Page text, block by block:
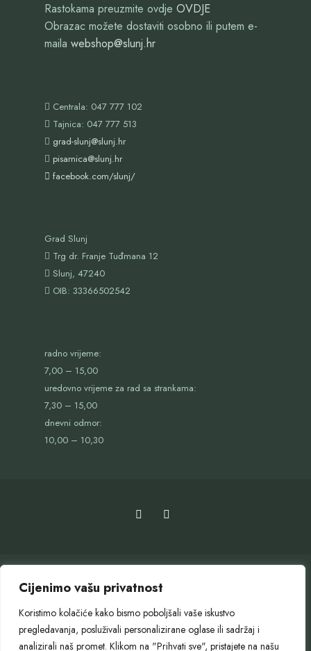
Cijenimo vašu privatnost
Koristimo kolačiće kako bismo poboljšali vaše iskustvo
pregledavanja, posluživali personalizirane oglase ili sadržaj i
analizirali naš promet. Klikom na "Prihvati sve", pristajete na našu
Rastokama preuzmite ovdje OVDJE
Obrazac možete dostaviti osobno ili putem e-
maila webshop@slunj.hr
Centrala: 047 777 102
Tajnica: 047 777 513
grad-slunj@slunj.hr
pisarnica@slunj.hr
facebook.com/slunj/
Grad Slunj
Trg dr. Franje Tuđmana 12
Slunj, 47240
OIB: 33366502542
radno vrijeme:
7,00 – 15,00
uredovno vrijeme za rad sa strankama:
7,30 – 15,00
dnevni odmor:
10,00 – 10,30
OTVORENI GRAD SLUŽBENI GLASNIK
GOSPODARENJE OTPADOM
PROJEKTI GRADA SLUNJA
EU PROJEKTI PRORAČUN